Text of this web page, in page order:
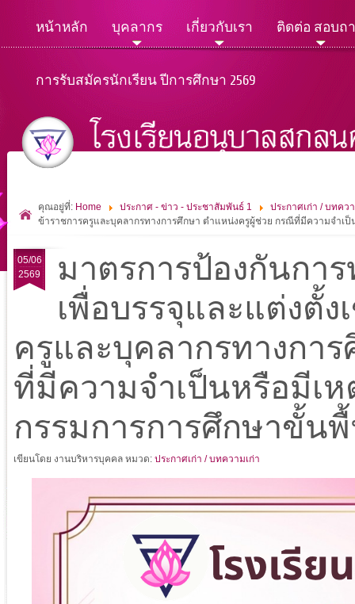
หน้าหลัก บุคลากร เกี่ยวกับเรา ติดต่อ สอบถ
การรับสมัครนักเรียน ปีการศึกษา 2569
คุณอยู่ที่: Home ประกาศ - ข่าว - ประชาสัมพันธ์ 1
ประกาศเก่า / บทคว
ข้าราชการครูและบุคลากรทางการศึกษา ตำแหน่งครูผู้ช่วย กรณีที่มีความจำเ
05/06
2569
มาตรการป้องกันกา
เพื่อบรรจุและแต่งตั้ง
ครูและบุคลากรทางกา
ที่มีความจำเป็นหรือมีเ
กรรมการการศึกษาขั้นพื้
เขียนโดย งานบริหารบุคคล หมวด: ประกาศเก่า / บทความเก่า